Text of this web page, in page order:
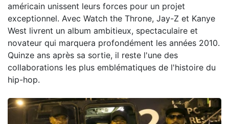
américain unissent leurs forces pour un projet
exceptionnel. Avec Watch the Throne, Jay-Z et Kanye
West livrent un album ambitieux, spectaculaire et
novateur qui marquera profondément les années 2010.
Quinze ans après sa sortie, il reste l'une des
collaborations les plus emblématiques de l'histoire du
hip-hop.